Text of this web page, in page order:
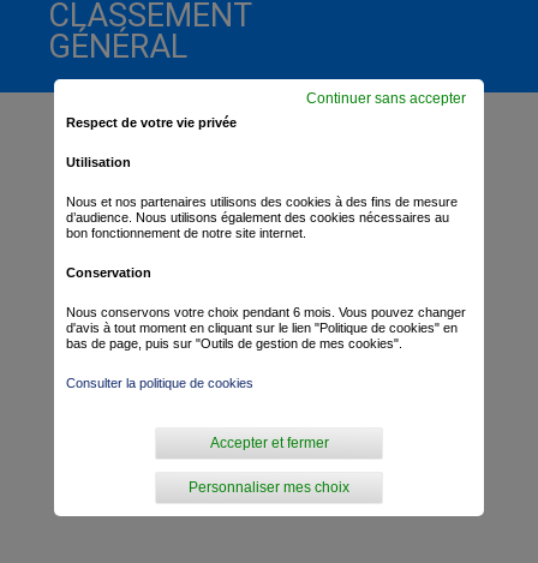
CLASSEMENT
GÉNÉRAL
Respect de votre vie privée
Utilisation
Nous et nos partenaires utilisons des cookies à des fins de mesure
d’audience. Nous utilisons également des cookies nécessaires au
bon fonctionnement de notre site internet.
Conservation
Nous conservons votre choix pendant 6 mois. Vous pouvez changer
d'avis à tout moment en cliquant sur le lien "Politique de cookies" en
bas de page, puis sur "Outils de gestion de mes cookies".
Consulter la politique de cookies
Personnaliser mes choix
Accepter et fermer
Continuer sans accepter